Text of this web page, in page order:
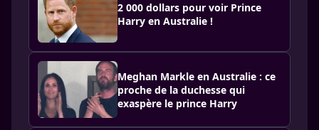
2 000 dollars pour voir Prince
Harry en Australie !
Meghan Markle en Australie : ce
proche de la duchesse qui
exaspère le prince Harry